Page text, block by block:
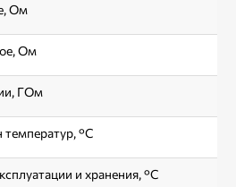
Ом
Ом
ГОм
°С
и хранения, °С